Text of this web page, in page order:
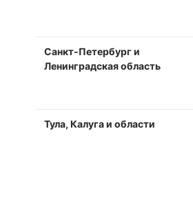
Санкт-Петербург и
Ленинградская область
Тула, Калуга и области